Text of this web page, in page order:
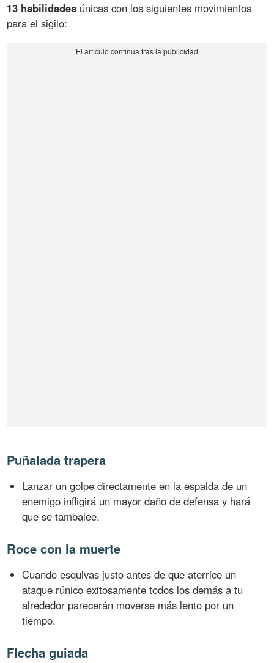
13 habilidades únicas con los siguientes movimientos
para el sigilo:
Puñalada trapera
Lanzar un golpe directamente en la espalda de un
enemigo infligirá un mayor daño de defensa y hará
que se tambalee.
Roce con la muerte
Cuando esquivas justo antes de que aterrice un
ataque rúnico exitosamente todos los demás a tu
alrededor parecerán moverse más lento por un
tiempo.
Flecha guiada